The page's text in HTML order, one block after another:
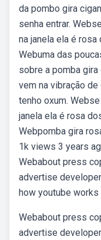
da pombo gira
senha entrar.
na janela ela é
Webuma das
sobre a pomba
vem na vibração
tenho oxum.
janela ela é rosa
Webpomba gira
1k views 3 years
Webabout press
advertise
how youtube
Webabout press
advertise